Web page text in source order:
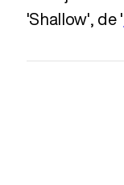
'Shallow', de '